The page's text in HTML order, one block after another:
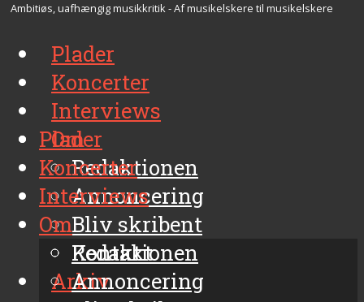
Ambitiøs, uafhængig musikkritik - Af musikelskere til musikelskere
Plader
Koncerter
Interviews
Om
Redaktionen
Annoncering
Bliv skribent
Kontakt
Arkiv
Plader
Koncerter
Interviews
Om
Redaktionen
Annoncering